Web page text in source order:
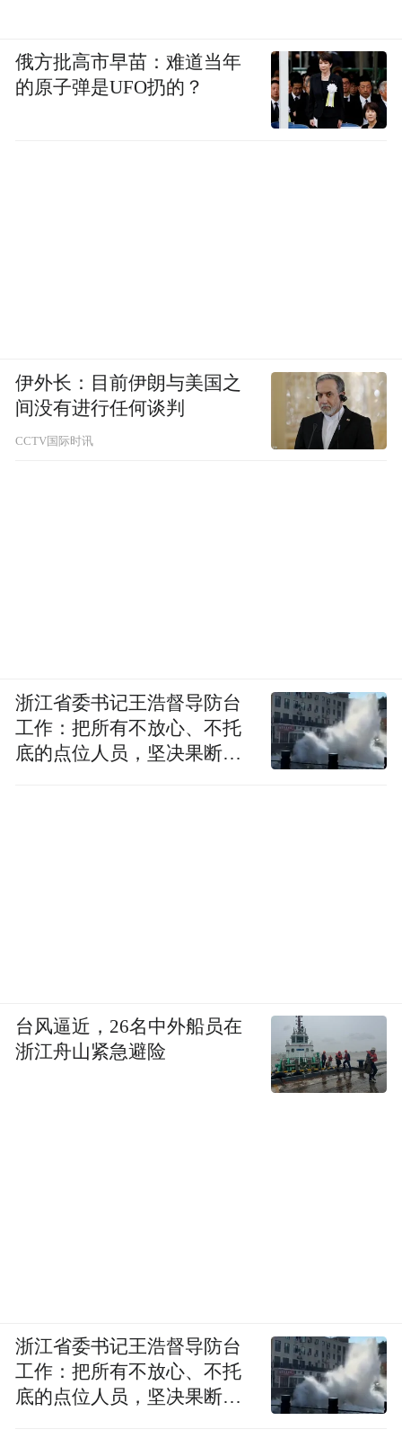
俄方批高市早苗：难道当年
的原子弹是UFO扔的？
伊外长：目前伊朗与美国之
间没有进行任何谈判
CCTV国际时讯
浙江省委书记王浩督导防台
工作：把所有不放心、不托
底的点位人员，坚决果断转
台风逼近，26名中外船员在
浙江舟山紧急避险
浙江省委书记王浩督导防台
工作：把所有不放心、不托
底的点位人员，坚决果断转